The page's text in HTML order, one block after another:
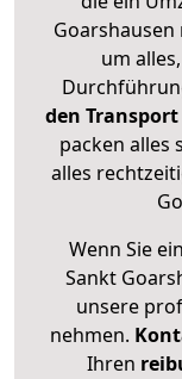
um
den
packen alles
alles
Wenn Sie
Sankt
unsere
nehmen.
Ihren